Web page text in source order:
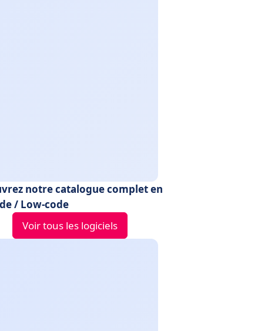
notre catalogue complet en
/ Low-code
Voir tous les logiciels